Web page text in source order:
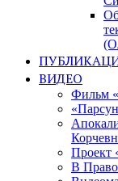
ВИДЕО
Фильм
Проект
В